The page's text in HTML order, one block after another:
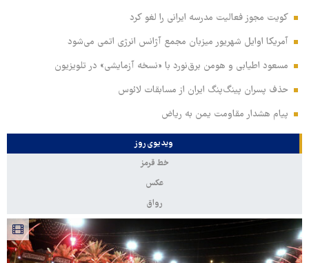
کویت مجوز فعالیت مدرسه ایرانی را لغو کرد
آمریکا اوایل شهریور میزبان مجمع آژانس انرژی اتمی می‌شود
مسعود اطیابی و هومن برق‌نورد با «نسخه آزمایشی» در تلویزیون
حذف پسران پینگ‌پنگ ایران از مسابقات لائوس
پیام هشدار مقاومت یمن به ریاض
ویدیوی روز
خط قرمز
عکس
رواق